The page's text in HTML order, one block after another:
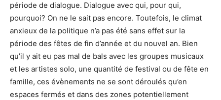
période de dialogue. Dialogue avec qui, pour qui,
pourquoi? On ne le sait pas encore. Toutefois, le climat
anxieux de la politique n’a pas été sans effet sur la
période des fêtes de fin d’année et du nouvel an. Bien
qu’il y ait eu pas mal de bals avec les groupes musicaux
et les artistes solo, une quantité de festival ou de fête en
famille, ces évènements ne se sont déroulés qu’en
espaces fermés et dans des zones potentiellement